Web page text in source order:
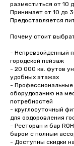
разместиться от 10
Принимает от 10 до
Предоставляется
Почему стоит
- Непревзойденный
городской пейзаж
- 20 000 кв. футов
удобных этажах
- Профессиональные
оборудованию на
потребностей
- круглосуточный
для оздоровления
- Ресторан и бар
баром с полным
- Доступны скидки